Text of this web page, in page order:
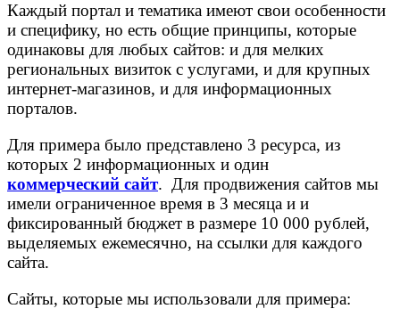
Каждый портал и тематика имеют свои особенности
и специфику, но есть общие принципы, которые
одинаковы для любых сайтов: и для мелких
региональных визиток с услугами, и для крупных
интернет-магазинов, и для информационных
порталов.
Для примера было представлено 3 ресурса, из
которых 2 информационных и один
коммерческий сайт. Для продвижения сайтов мы
имели ограниченное время в 3 месяца и и
фиксированный бюджет в размере 10 000 рублей,
выделяемых ежемесячно, на ссылки для каждого
сайта.
Сайты, которые мы использовали для примера: